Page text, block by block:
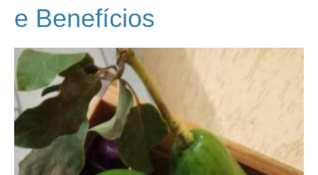
e Benefícios